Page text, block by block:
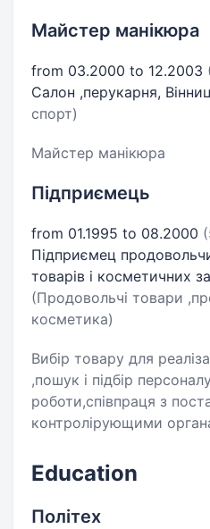
Майстер манікюра
from 03.2000 to 12.2003
Салон ,перукарня,
спорт)
Майстер манікюра
Підприємець
from 01.1995 to 08.2000
Підприємец
товарів і косметичних
(Продовольчі товари
косметика)
Вибір товару для
,пошук і підбір
роботи,співпраця з
контролірующими
Education
Політех